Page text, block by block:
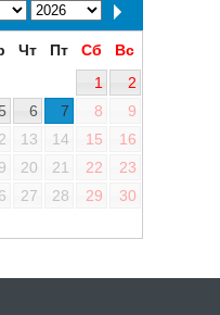
Чт Пт Сб
Вс
1
2
6 7 8
9
13 14 15
16
20 21 22
23
27 28 29
30